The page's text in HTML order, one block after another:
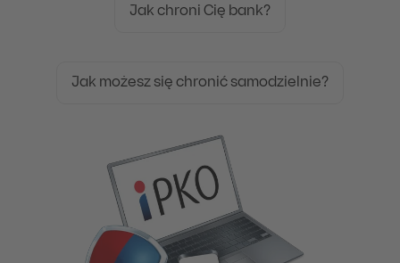
Jak chroni Cię bank?
Jak możesz się chronić samodzielnie?